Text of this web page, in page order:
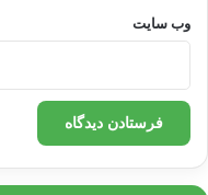
وب‌ سایت